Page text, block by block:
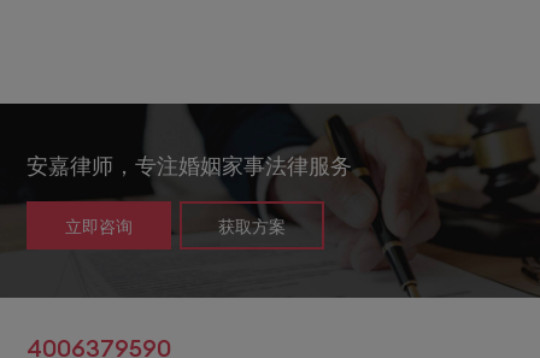
安嘉律师，专注婚姻家事法律服务
立即咨询 获取方案
4006379590